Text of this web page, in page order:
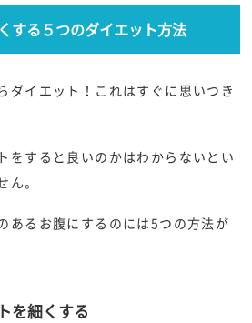
する５つのダイエット方法
ダイエット！これはすぐに思いつき
をすると良いのかはわからないとい
。
あるお腹にするのには5つの方法が
を細くする